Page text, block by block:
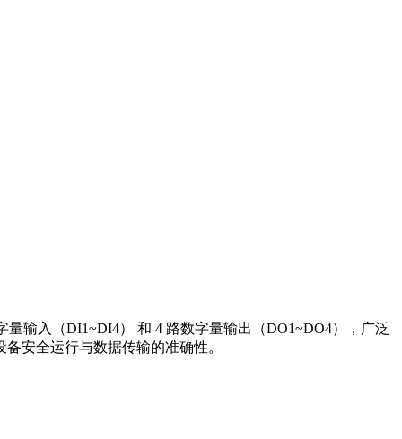
输入（DI1~DI4） 和 4 路数字量输出（DO1~DO4），广泛
安全运行与数据传输的准确性。